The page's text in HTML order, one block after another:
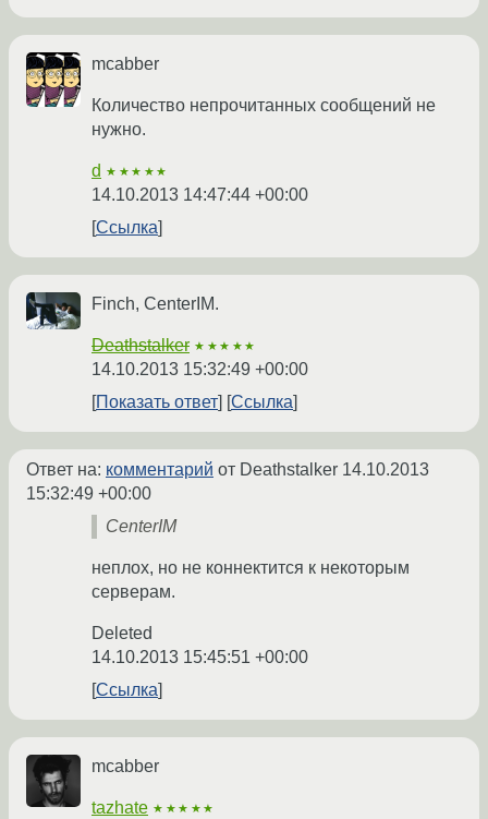
mcabber
Количество непрочитанных сообщений не
нужно.
d ★★★★★
14.10.2013 14:47:44 +00:00
Ссылка
Finch, CenterIM.
Deathstalker ★★★★★
14.10.2013 15:32:49 +00:00
Показать ответ
Ссылка
Ответ на: комментарий от Deathstalker 14.10.2013
15:32:49 +00:00
CenterIM
неплох, но не коннектится к некоторым
серверам.
Deleted
14.10.2013 15:45:51 +00:00
Ссылка
mcabber
tazhate ★★★★★